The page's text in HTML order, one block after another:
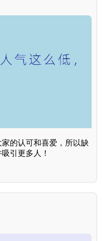
的认可和喜爱，所以缺
引更多人！